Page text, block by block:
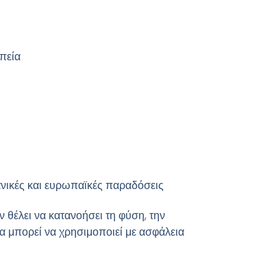
και ευρωπαϊκές παραδόσεις
να κατανοήσει τη φύση, την
να χρησιμοποιεί με ασφάλεια